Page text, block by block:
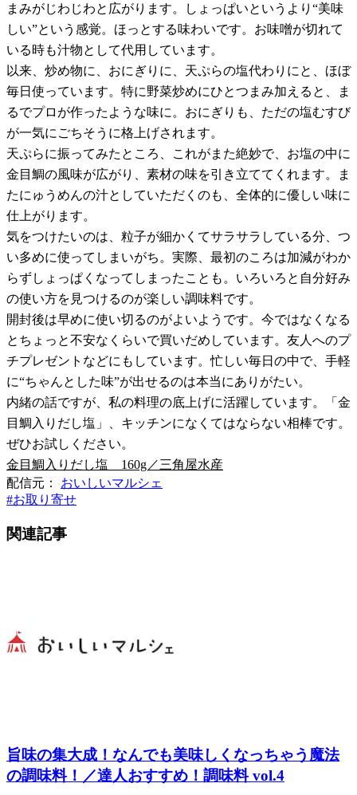
まみがじわじわと広がります。しょっぱいというより“美味
しい”という感覚。ほっとする味わいです。お味噌が切れて
いる時も汁物として代用しています。
以来、炒め物に、おにぎりに、天ぷらの塩代わりにと、ほぼ
毎日使っています。特に野菜炒めにひとつまみ加えると、ま
るでプロが作ったような味に。おにぎりも、ただの塩むすび
が一気にごちそうに格上げされます。
天ぷらに振ってみたところ、これがまた絶妙で、お塩の中に
金目鯛の風味が広がり、素材の味を引き立ててくれます。ま
たにゅうめんの汁としていただくのも、全体的に優しい味に
仕上がります。
気をつけたいのは、粒子が細かくてサラサラしている分、つ
い多めに使ってしまいがち。実際、最初のころは加減がわか
らずしょっぱくなってしまったことも。いろいろと自分好み
の使い方を見つけるのが楽しい調味料です。
開封後は早めに使い切るのがよいようです。今ではなくなる
とちょっと不安なくらいで買いだめしています。友人へのプ
チプレゼントなどにもしています。忙しい毎日の中で、手軽
に“ちゃんとした味”が出せるのは本当にありがたい。
内緒の話ですが、私の料理の底上げに活躍しています。「金
目鯛入りだし塩」、キッチンになくてはならない相棒です。
ぜひお試しください。
金目鯛入りだし塩 160g／三角屋水産
配信元： おいしいマルシェ
#お取り寄せ
関連記事
旨味の集大成！なんでも美味しくなっちゃう魔法
の調味料！／達人おすすめ！調味料 vol.4